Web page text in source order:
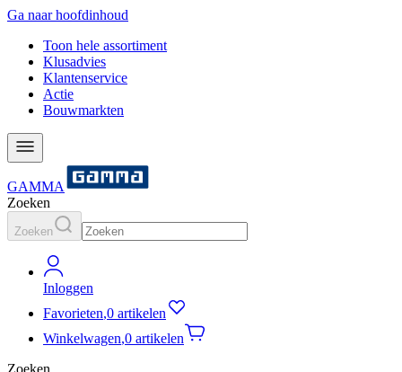
Ga naar hoofdinhoud
Toon hele assortiment
Klusadvies
Klantenservice
Actie
Bouwmarkten
GAMMA
Zoeken
Zoeken
Inloggen
Favorieten,0 artikelen
Winkelwagen,0 artikelen
Zoeken